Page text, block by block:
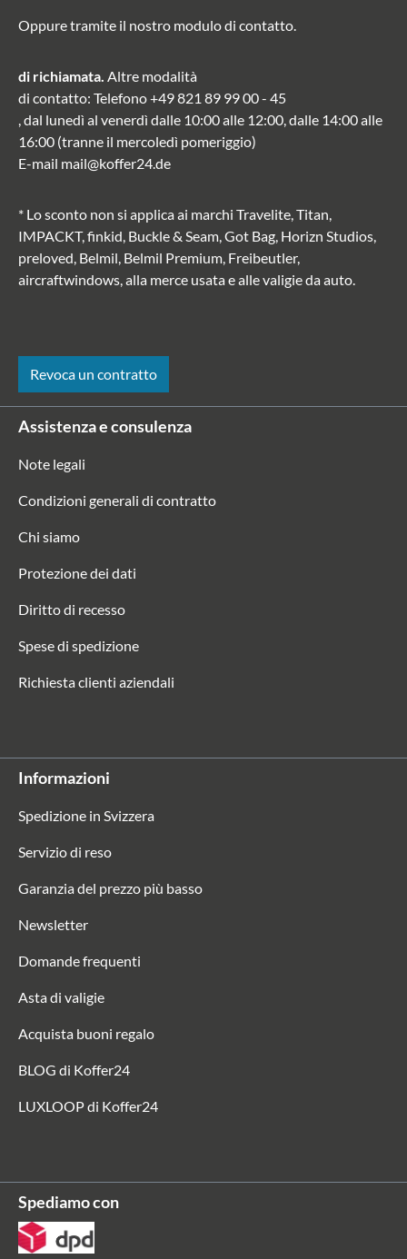
Oppure tramite il nostro modulo di contatto.
di richiamata. Altre modalità
di contatto: Telefono+49 821 89 99 00 - 45
, dal lunedì al venerdì dalle 10:00 alle 12:00, dalle 14:00 alle
16:00 (tranne il mercoledì pomeriggio)
E-mail mail@koffer24.de
* Lo sconto non si applica ai marchi Travelite, Titan,
IMPACKT, finkid, Buckle & Seam, Got Bag, Horizn Studios,
preloved, Belmil, Belmil Premium, Freibeutler,
aircraftwindows, alla merce usata e alle valigie da auto.
Revoca un contratto
Assistenza e consulenza
Note legali
Condizioni generali di contratto
Chi siamo
Protezione dei dati
Diritto di recesso
Spese di spedizione
Richiesta clienti aziendali
Informazioni
Spedizione in Svizzera
Servizio di reso
Garanzia del prezzo più basso
Newsletter
Domande frequenti
Asta di valigie
Acquista buoni regalo
BLOG di Koffer24
LUXLOOP di Koffer24
Spediamo con